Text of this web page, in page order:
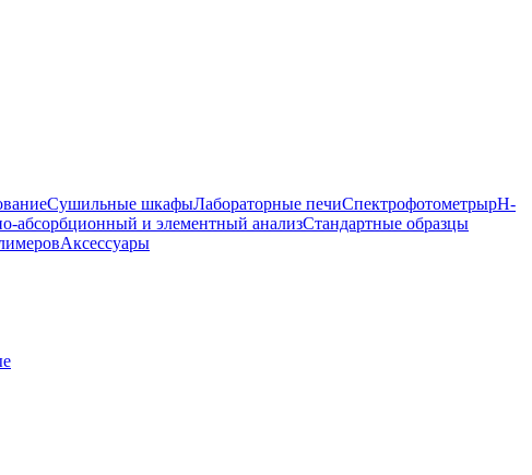
Сушильные шкафыЛабораторные печиСпектрофотометрыpH-
абсорбционный и элементный анализСтандартные образцы
Аксессуары